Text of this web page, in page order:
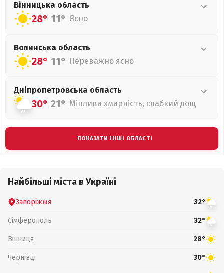
Вінницька область
28° 11° Ясно
Волинська область
28° 11° Переважно ясно
Дніпропетровська область
30° 21° Мінлива хмарність, слабкий дощ
ПОКАЗАТИ ІНШІ ОБЛАСТІ
Найбільші міста в Україні
Запоріжжя 32°
Сімферополь 32°
Вінниця 28°
Чернівці 30°